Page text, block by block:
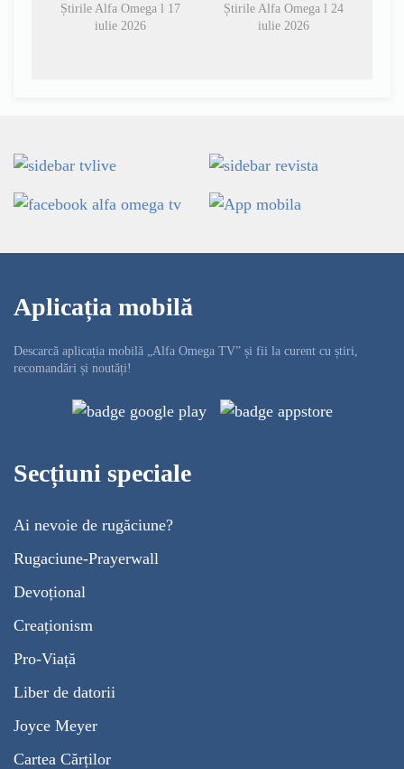
Știrile Alfa Omega l 17
iulie 2026
Știrile Alfa Omega l 24
iulie 2026
Aplicația mobilă
Descarcă aplicația mobilă „Alfa Omega TV” și fii la curent cu știri,
recomandări și noutăți!
Secțiuni speciale
Ai nevoie de rugăciune?
Rugaciune-Prayerwall
Devoțional
Creaționism
Pro-Viață
Liber de datorii
Joyce Meyer
Cartea Cărților